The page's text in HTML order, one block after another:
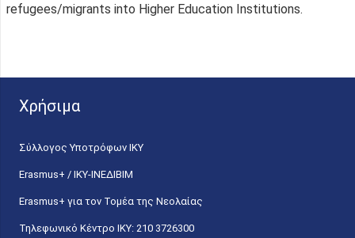
refugees/migrants into Higher Education Institutions.
Χρήσιμα
Σύλλογος Υποτρόφων ΙΚΥ
Erasmus+ / ΙΚΥ-ΙΝΕΔΙΒΙΜ
Erasmus+ για τον Τομέα της Νεολαίας
Τηλεφωνικό Κέντρο IKY: 210 3726300